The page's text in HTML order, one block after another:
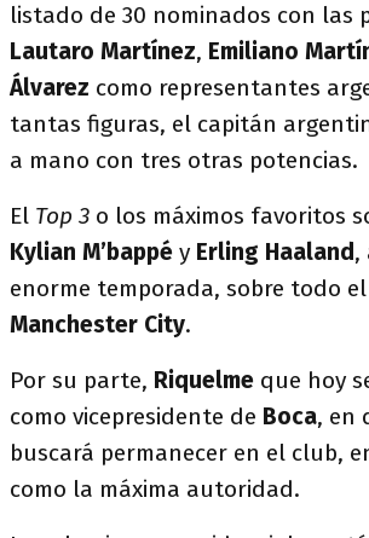
listado de 30 nominados con las
Lautaro Martínez, Emiliano
Álvarez como representantes
tantas figuras, el capitán
a mano con tres otras potencias.
El Top 3 o los máximos favoritos
Kylian M’bappé y Erling Haaland,
enorme temporada, sobre todo
Manchester City.
Por su parte, Riquelme que hoy
como vicepresidente de Boca, en
buscará permanecer en el club,
como la máxima autoridad.